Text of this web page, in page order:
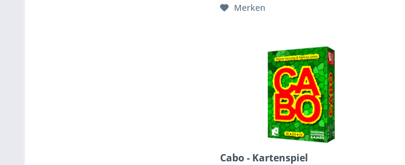
Merken
Cabo - Kartenspiel